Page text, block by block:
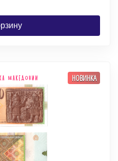
НОВИНКА